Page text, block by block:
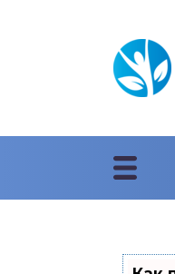
прически 2018
стрижки 2018